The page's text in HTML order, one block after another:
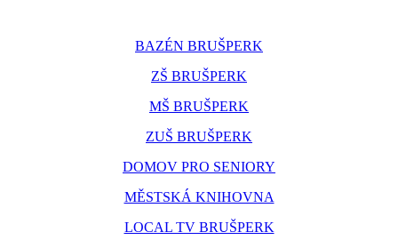
BAZÉN BRUŠPERK
ZŠ BRUŠPERK
MŠ BRUŠPERK
ZUŠ BRUŠPERK
DOMOV PRO SENIORY
MĚSTSKÁ KNIHOVNA
LOCAL TV BRUŠPERK